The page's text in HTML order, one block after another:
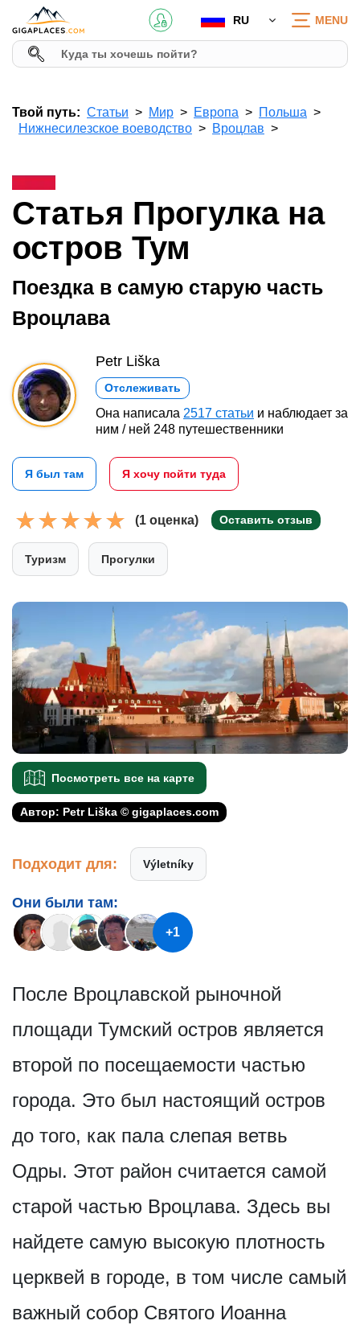
RU MENU
Твой путь: Статьи Мир Европа
Польша
Нижнесилезское воеводство
Вроцлав
Статья Прогулка на
остров Тум
Поездка в самую старую часть
Вроцлава
Petr Liška
Отслеживать
Она написала 2517 статьи и наблюдает за
ним / ней 248 путешественники
Я был там Я хочу пойти туда
(1 оценка) Оставить отзыв
Туризм Прогулки
Посмотреть все на карте
Автор: Petr Liška © gigaplaces.com
Подходит для: Výletníky
Они были там:
+1
После Вроцлавской рыночной
площади Тумский остров является
второй по посещаемости частью
города. Это был настоящий остров
до того, как пала слепая ветвь
Одры. Этот район считается самой
старой частью Вроцлава. Здесь вы
найдете самую высокую плотность
церквей в городе, в том числе самый
важный собор Святого Иоанна